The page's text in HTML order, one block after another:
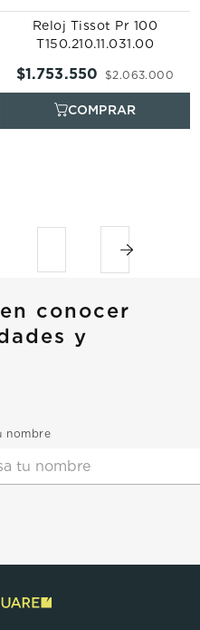
Reloj Tissot Pr 100
T150.210.11.031.00
$2.063.000
$1.753.550
conocer
y
nombre